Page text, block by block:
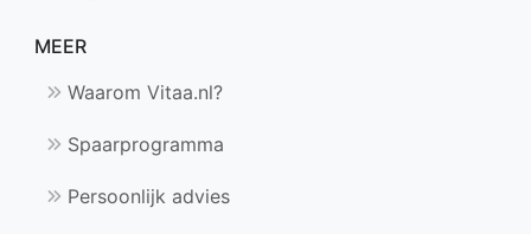
MEER
Waarom Vitaa.nl?
Spaarprogramma
Persoonlijk advies